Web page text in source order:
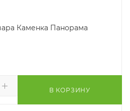
Каменка Панорама
В КОРЗИНУ